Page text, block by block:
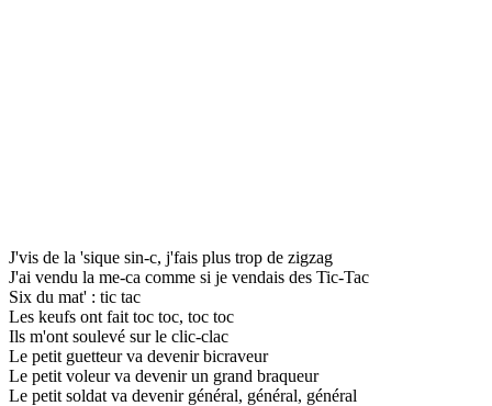
J'vis de la 'sique sin-c, j'fais plus trop de zigzag
J'ai vendu la me-ca comme si je vendais des Tic-Tac
Six du mat' : tic tac
Les keufs ont fait toc toc, toc toc
Ils m'ont soulevé sur le clic-clac
Le petit guetteur va devenir bicraveur
Le petit voleur va devenir un grand braqueur
Le petit soldat va devenir général, général, général